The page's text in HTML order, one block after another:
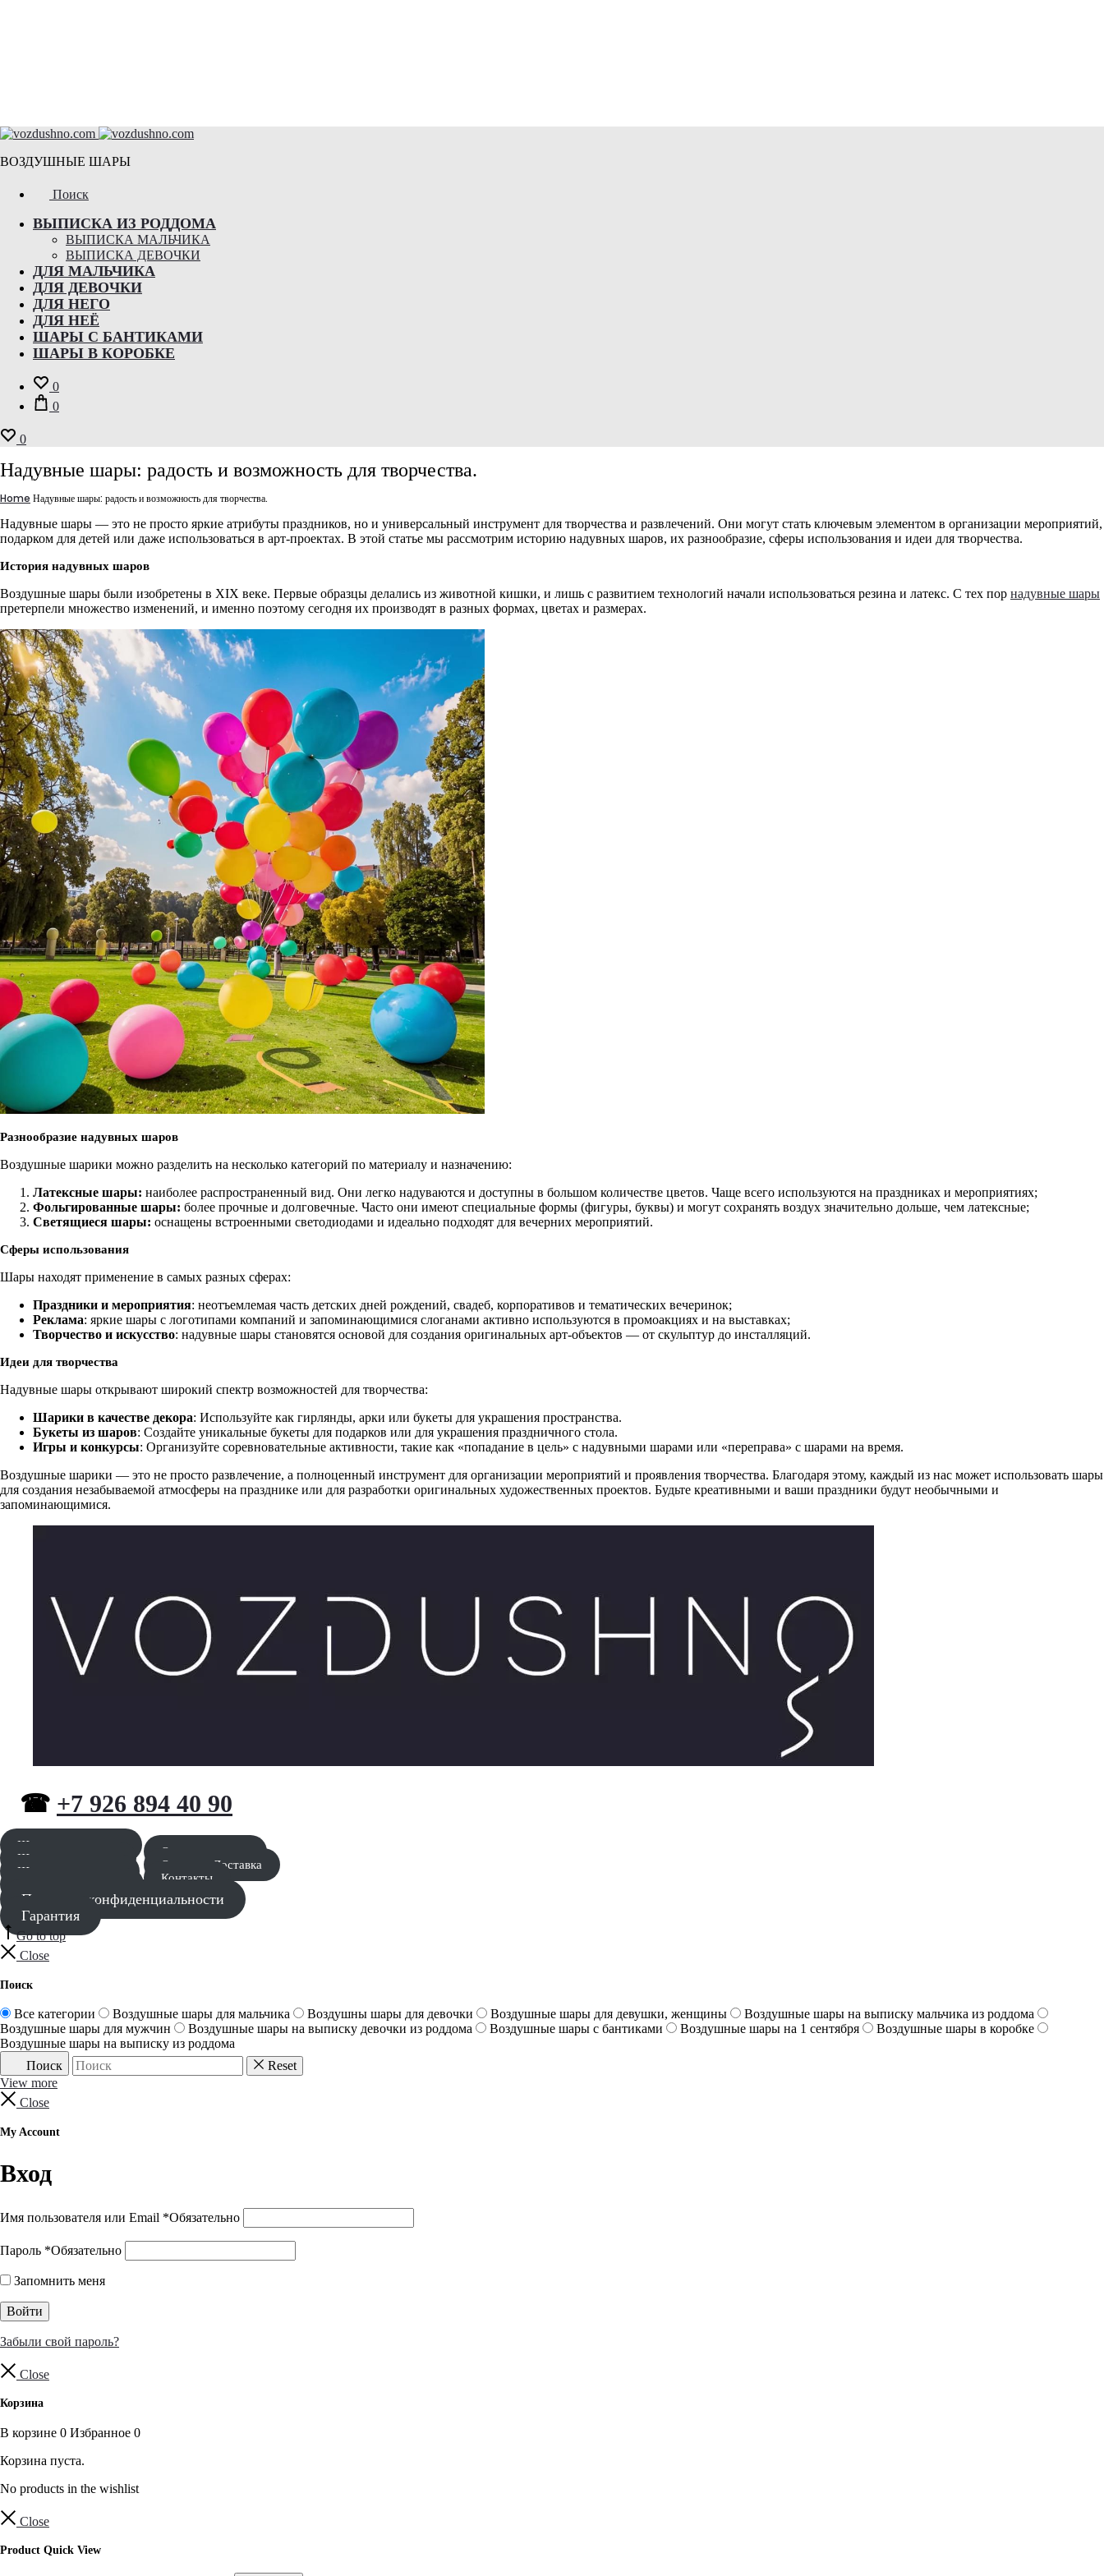
ВОЗДУШНЫЕ ШАРЫ
Поиск
ВЫПИСКА ИЗ РОДДОМА
ВЫПИСКА МАЛЬЧИКА
ВЫПИСКА ДЕВОЧКИ
ДЛЯ МАЛЬЧИКА
ДЛЯ ДЕВОЧКИ
ДЛЯ НЕГО
ДЛЯ НЕЁ
ШАРЫ С БАНТИКАМИ
ШАРЫ В КОРОБКЕ
0
0
0
Надувные шары: радость и возможность для творчества.
Home Надувные шары: радость и возможность для творчества.
Надувные шары — это не просто яркие атрибуты праздников, но и универсальный инструмент для творчества и развлечений. Они могут стать ключевым элементом в организации мероприятий,
подарком для детей или даже использоваться в арт-проектах. В этой статье мы рассмотрим историю надувных шаров, их разнообразие, сферы использования и идеи для творчества.
История надувных шаров
Воздушные шары были изобретены в XIX веке. Первые образцы делались из животной кишки, и лишь с развитием технологий начали использоваться резина и латекс. С тех пор надувные шары
претерпели множество изменений, и именно поэтому сегодня их производят в разных формах, цветах и размерах.
Разнообразие надувных шаров
Воздушные шарики можно разделить на несколько категорий по материалу и назначению:
Латексные шары: наиболее распространенный вид. Они легко надуваются и доступны в большом количестве цветов. Чаще всего используются на праздниках и мероприятиях;
Фольгированные шары: более прочные и долговечные. Часто они имеют специальные формы (фигуры, буквы) и могут сохранять воздух значительно дольше, чем латексные;
Светящиеся шары: оснащены встроенными светодиодами и идеально подходят для вечерних мероприятий.
Сферы использования
Шары находят применение в самых разных сферах:
Праздники и мероприятия: неотъемлемая часть детских дней рождений, свадеб, корпоративов и тематических вечеринок;
Реклама: яркие шары с логотипами компаний и запоминающимися слоганами активно используются в промоакциях и на выставках;
Творчество и искусство: надувные шары становятся основой для создания оригинальных арт-объектов — от скульптур до инсталляций.
Идеи для творчества
Надувные шары открывают широкий спектр возможностей для творчества:
Шарики в качестве декора: Используйте как гирлянды, арки или букеты для украшения пространства.
Букеты из шаров: Создайте уникальные букеты для подарков или для украшения праздничного стола.
Игры и конкурсы: Организуйте соревновательные активности, такие как «попадание в цель» с надувными шарами или «переправа» с шарами на время.
Воздушные шарики — это не просто развлечение, а полноценный инструмент для организации мероприятий и проявления творчества. Благодаря этому, каждый из нас может использовать шары
для создания незабываемой атмосферы на празднике или для разработки оригинальных художественных проектов. Будьте креативными и ваши праздники будут необычными и
запоминающимися.
☎ +7 926 894 40 90
Шары для мальчика
Шары для девочки
Шары для девушки
Оставить заявку
Оплата и Доставка
Контакты
Политика конфиденциальности
Гарантия
Go to top
Close
Поиск
Все категории Воздушные шары для мальчика Воздушны шары для девочки Воздушные шары для девушки, женщины
Воздушные шары на выписку мальчика из роддома
Воздушные шары для мужчин
Воздушные шары на выписку девочки из роддома Воздушные шары с бантиками Воздушные шары на 1 сентября
Воздушные шары в коробке
Воздушные шары на выписку из роддома
Поиск
Reset
View more
Close
My Account
Вход
Имя пользователя или Email *Обязательно
Пароль *Обязательно
Запомнить меня
Войти
Забыли свой пароль?
Close
Корзина
В корзине 0 Избранное 0
Корзина пуста.
No products in the wishlist
Close
Product Quick View